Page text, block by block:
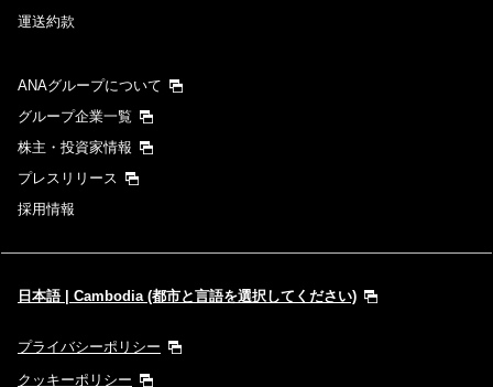
運送約款
ANAグループについて
グループ企業一覧
株主・投資家情報
プレスリリース
採用情報
日本語 | Cambodia (都市と言語を選択してください)
プライバシーポリシー
クッキーポリシー